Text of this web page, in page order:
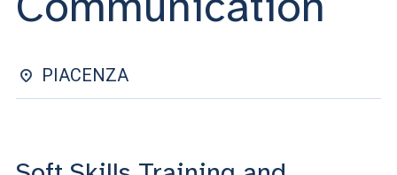
ACCEDI A CLOUDMAIL
PIACENZA